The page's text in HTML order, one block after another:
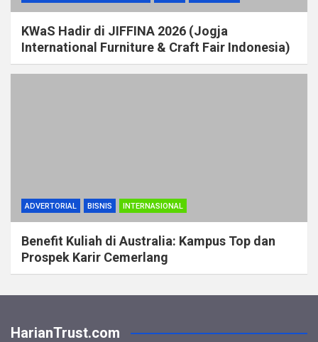
KWaS Hadir di JIFFINA 2026 (Jogja
International Furniture & Craft Fair Indonesia)
ADVERTORIAL BISNIS INTERNASIONAL
Benefit Kuliah di Australia: Kampus Top dan
Prospek Karir Cemerlang
HarianTrust.com